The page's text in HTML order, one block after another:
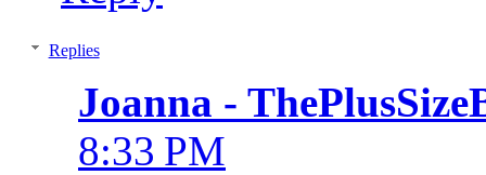
Replies
Joanna -
8:33 PM